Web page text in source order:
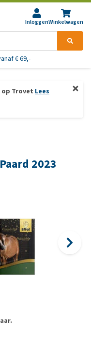
InloggenWinkelwagen
€ 69,-
Trovet Lees
2023